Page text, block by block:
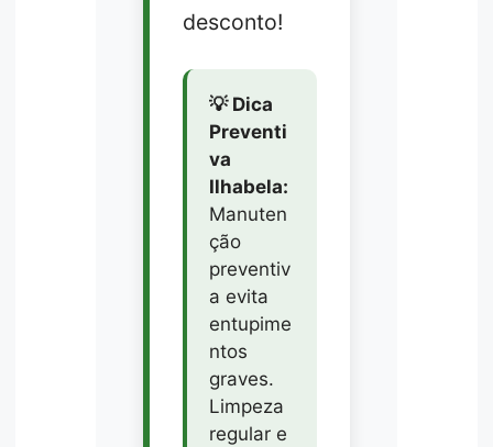
desconto!
💡 Dica
Preventi
va
Ilhabela:
Manuten
ção
preventiv
a evita
entupime
ntos
graves.
Limpeza
regular e